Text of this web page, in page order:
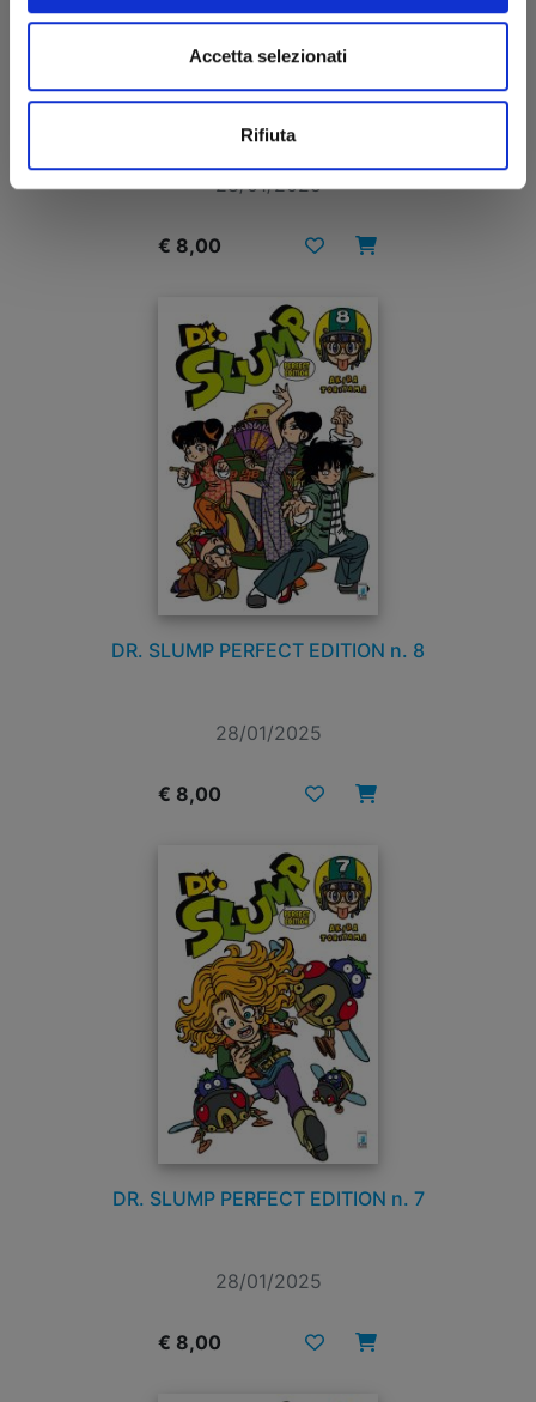
Accetta selezionati
Rifiuta
DR. SLUMP PERFECT EDITION n. 9
28/01/2025
€ 8,00
DR. SLUMP PERFECT EDITION n. 8
28/01/2025
€ 8,00
DR. SLUMP PERFECT EDITION n. 7
28/01/2025
€ 8,00